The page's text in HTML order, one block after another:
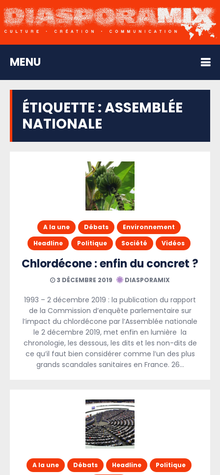
MENU
ÉTIQUETTE :ASSEMBLÉE
NATIONALE
A la une Débats
Environnement
Headline
Politique Société Vidéos
Chlordécone : enfin du concret ?
3 DÉCEMBRE 2019 DIASPORAMIX
1993 – 2 décembre 2019 : la publication du rapport
de la Commission d’enquête parlementaire sur
l’impact du chlordécone par l’Assemblée nationale
le 2 décembre 2019, met enfin en lumière la
chronologie, les dessous, les dits et les non-dits de
ce qu’il faut bien considérer comme l’un des plus
grands scandales sanitaires en France. 26…
A la une Débats Headline
Politique